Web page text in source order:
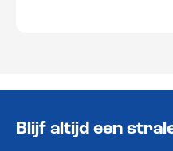
Blijf altijd een